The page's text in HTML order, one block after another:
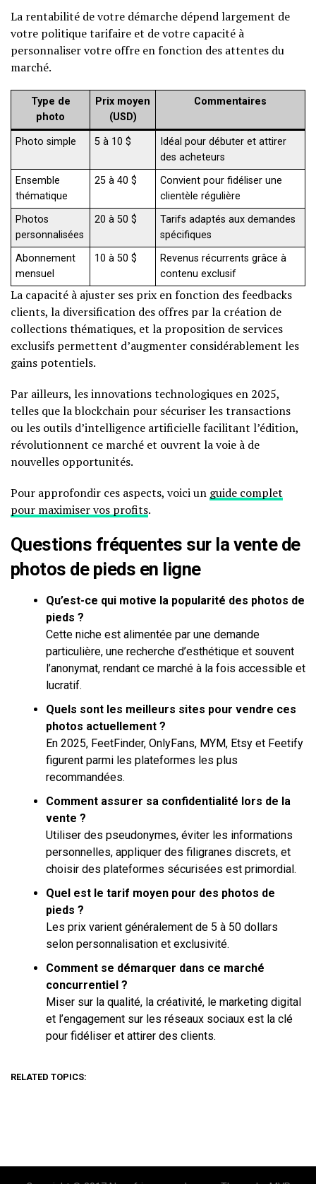
La rentabilité de votre démarche dépend largement de
votre politique tarifaire et de votre capacité à
personnaliser votre offre en fonction des attentes du
marché.
Type de
photo
Prix moyen
(USD)
Commentaires
Photo simple 5 à 10 $
Idéal pour débuter et attirer
des acheteurs
Ensemble
thématique
25 à 40 $
Convient pour fidéliser une
clientèle régulière
Photos
personnalisées
20 à 50 $
Tarifs adaptés aux demandes
spécifiques
Abonnement
mensuel
10 à 50 $
Revenus récurrents grâce à
contenu exclusif
La capacité à ajuster ses prix en fonction des feedbacks
clients, la diversification des offres par la création de
collections thématiques, et la proposition de services
exclusifs permettent d’augmenter considérablement les
gains potentiels.
Par ailleurs, les innovations technologiques en 2025,
telles que la blockchain pour sécuriser les transactions
ou les outils d’intelligence artificielle facilitant l’édition,
révolutionnent ce marché et ouvrent la voie à de
nouvelles opportunités.
Pour approfondir ces aspects, voici un guide complet
pour maximiser vos profits.
Questions fréquentes sur la vente de
photos de pieds en ligne
Qu’est-ce qui motive la popularité des photos de
pieds ?
Cette niche est alimentée par une demande
particulière, une recherche d’esthétique et souvent
l’anonymat, rendant ce marché à la fois accessible et
lucratif.
Quels sont les meilleurs sites pour vendre ces
photos actuellement ?
En 2025, FeetFinder, OnlyFans, MYM, Etsy et Feetify
figurent parmi les plateformes les plus
recommandées.
Comment assurer sa confidentialité lors de la
vente ?
Utiliser des pseudonymes, éviter les informations
personnelles, appliquer des filigranes discrets, et
choisir des plateformes sécurisées est primordial.
Quel est le tarif moyen pour des photos de
pieds ?
Les prix varient généralement de 5 à 50 dollars
selon personnalisation et exclusivité.
Comment se démarquer dans ce marché
concurrentiel ?
Miser sur la qualité, la créativité, le marketing digital
et l’engagement sur les réseaux sociaux est la clé
pour fidéliser et attirer des clients.
RELATED TOPICS: